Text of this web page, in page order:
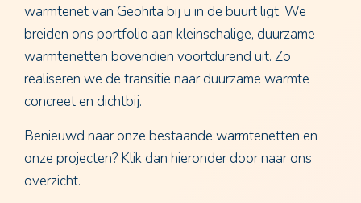
warmtenet van Geohita bij u in de buurt ligt. We
breiden ons portfolio aan kleinschalige, duurzame
warmtenetten bovendien voortdurend uit. Zo
realiseren we de transitie naar duurzame warmte
concreet en dichtbij.
Benieuwd naar onze bestaande warmtenetten en
onze projecten? Klik dan hieronder door naar ons
overzicht.